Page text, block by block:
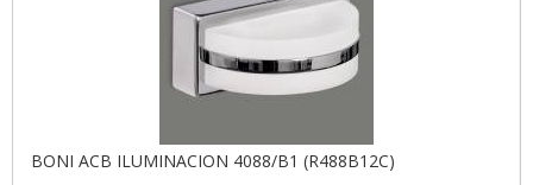
BONI ACB ILUMINACION 4088/B1 (R488B12C)